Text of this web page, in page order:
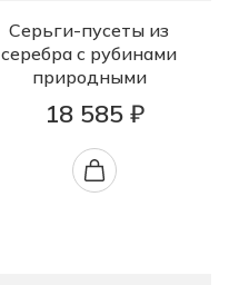
Серьги-пусеты из
серебра с рубинами
природными
18 585 ₽